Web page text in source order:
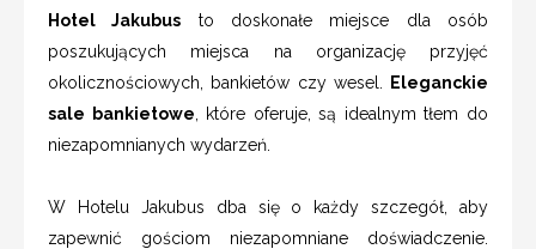
Hotel Jakubus to doskonałe miejsce dla osób
poszukujących miejsca na organizację przyjęć
okolicznościowych, bankietów czy wesel.
Eleganckie
sale bankietowe , które oferuje, są idealnym tłem do
niezapomnianych wydarzeń.
W Hotelu Jakubus dba się o każdy szczegół, aby
zapewnić gościom niezapomniane doświadczenie.